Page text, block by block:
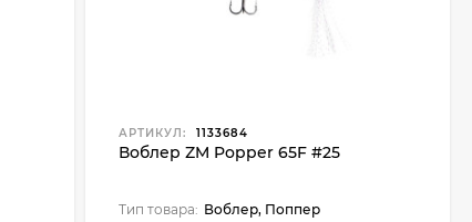
АРТИКУЛ: 1133684
Воблер ZM Popper 65F #25
Тип товара: Воблер, Поппер